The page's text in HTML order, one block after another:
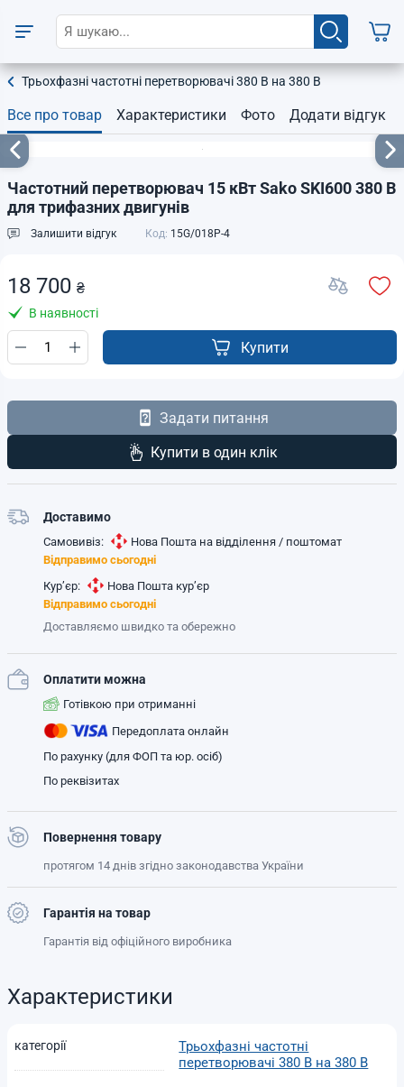
Трьохфазні частотні перетворювачі 380 В на 380 В
Все про товар Характеристики Фото Додати відгук
Частотний перетворювач 15 кВт Sako SKI600 380 В
для трифазних двигунів
Залишити відгук Код: 15G/018P-4
18 700 ₴
В наявності
Купити
Задати питання
Купити в один клік
Доставимо
Самовивіз:
Нова Пошта на відділення / поштомат
Відправимо сьогодні
Кур’єр:
Нова Пошта кур’єр
Відправимо сьогодні
Доставляємо швидко та обережно
Оплатити можна
Готівкою при отриманні
Передоплата онлайн
По рахунку (для ФОП та юр. осіб)
По реквізитах
Повернення товару
протягом 14 днів згідно законодавства України
Гарантія на товар
Гарантія від офіційного виробника
Характеристики
категорії
Трьохфазні частотні
перетворювачі 380 В на 380 В